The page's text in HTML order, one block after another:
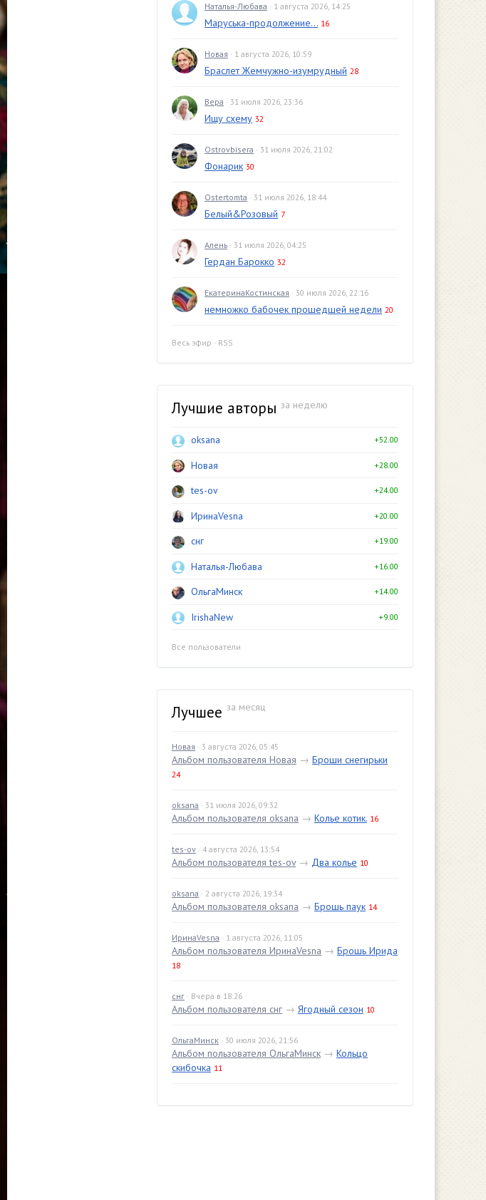
Наталья-Любава · 1 августа 2026, 14:25
Маруська-продолжение... 16
Новая · 1 августа 2026, 10:59
Браслет Жемчужно-изумрудный 28
Вера · 31 июля 2026, 23:36
Ищу схему 32
Ostrovbisera · 31 июля 2026, 21:02
Фонарик 30
Ostertomta · 31 июля 2026, 18:44
Белый&Розовый 7
Алень · 31 июля 2026, 04:25
Гердан Барокко 32
ЕкатеринаКостинская · 30 июля 2026, 22:16
немножко бабочек прошедшей недели 20
Весь эфир · RSS
Лучшие авторы за неделю
oksana +52.00
Новая +28.00
tes-ov +24.00
ИринаVesna +20.00
снг +19.00
Наталья-Любава +16.00
ОльгаМинск +14.00
IrishaNew +9.00
Все пользователи
Лучшее за месяц
Новая · 3 августа 2026, 05:45
Альбом пользователя Новая → Броши снегирьки
24
oksana · 31 июля 2026, 09:32
Альбом пользователя oksana → Колье котик. 16
tes-ov · 4 августа 2026, 13:54
Альбом пользователя tes-ov→ Два колье 10
oksana · 2 августа 2026, 19:34
Альбом пользователя oksana → Брошь паук 14
ИринаVesna · 1 августа 2026, 11:05
Альбом пользователя ИринаVesna → Брошь Ирида
18
снг · Вчера в 18:26
Альбом пользователя снг → Ягодный сезон 10
ОльгаМинск · 30 июля 2026, 21:56
Альбом пользователя ОльгаМинск → Кольцо
скибочка 11